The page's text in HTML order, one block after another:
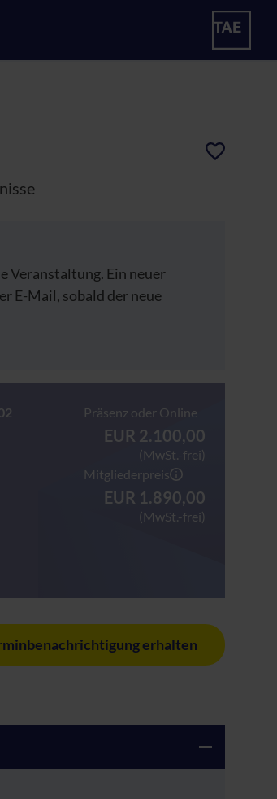
Veranstaltung. Ein neuer
E-Mail, sobald der neue
Präsenz oder Online
EUR 2.100,00
(MwSt.-frei)
Mitgliederpreis
EUR 1.890,00
(MwSt.-frei)
erhalten